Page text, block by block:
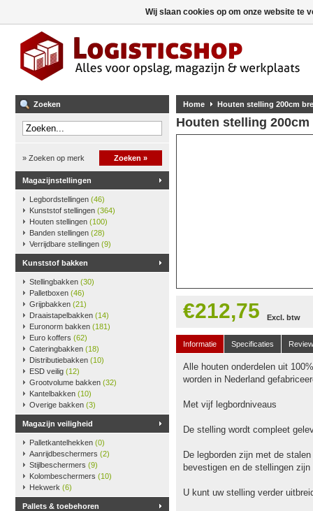
Zoeken
» Zoeken op merk Zoeken »
Magazijnstellingen
Legbordstellingen (46)
Kunststof stellingen (364)
Houten stellingen (100)
Banden stellingen (28)
Verrijdbare stellingen (9)
Kunststof bakken
Stellingbakken (30)
Palletboxen (46)
Grijpbakken (21)
Draaistapelbakken (14)
Euronorm bakken (181)
Euro koffers (62)
Cateringbakken (18)
Distributiebakken (10)
ESD veilig (12)
Grootvolume bakken (32)
Kantelbakken (10)
Overige bakken (3)
Magazijn veiligheid
Palletkantelhekken (0)
Aanrijdbeschermers (2)
Stijlbeschermers (9)
Kolombeschermers (10)
Hekwerk (6)
Pallets & toebehoren
Home Houten stelling 200cm
Houten stelling
€212,75 Excl. btw
Informatie Specificaties
Alle houten onderdelen uit
worden in Nederland
Met vijf legbordniveaus
De stelling wordt compleet
De legborden zijn met de
bevestigen en de stellingen
U kunt uw stelling verder
Wij slaan cookies op om onze website te